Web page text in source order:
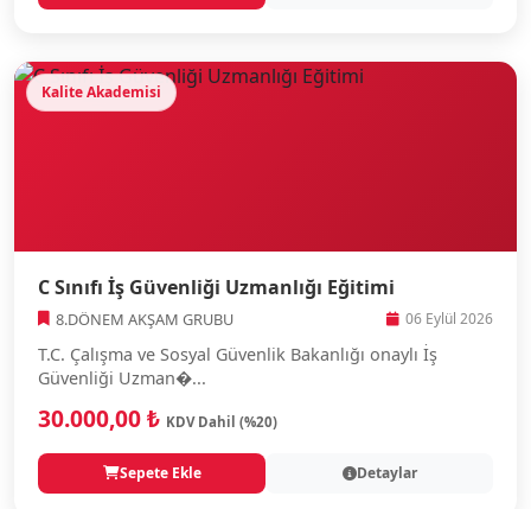
Kalite Akademisi
C Sınıfı İş Güvenliği Uzmanlığı Eğitimi
8.DÖNEM AKŞAM GRUBU 06 Eylül 2026
T.C. Çalışma ve Sosyal Güvenlik Bakanlığı onaylı İş
Güvenliği Uzman�...
30.000,00 ₺ KDV Dahil (%20)
Sepete Ekle Detaylar